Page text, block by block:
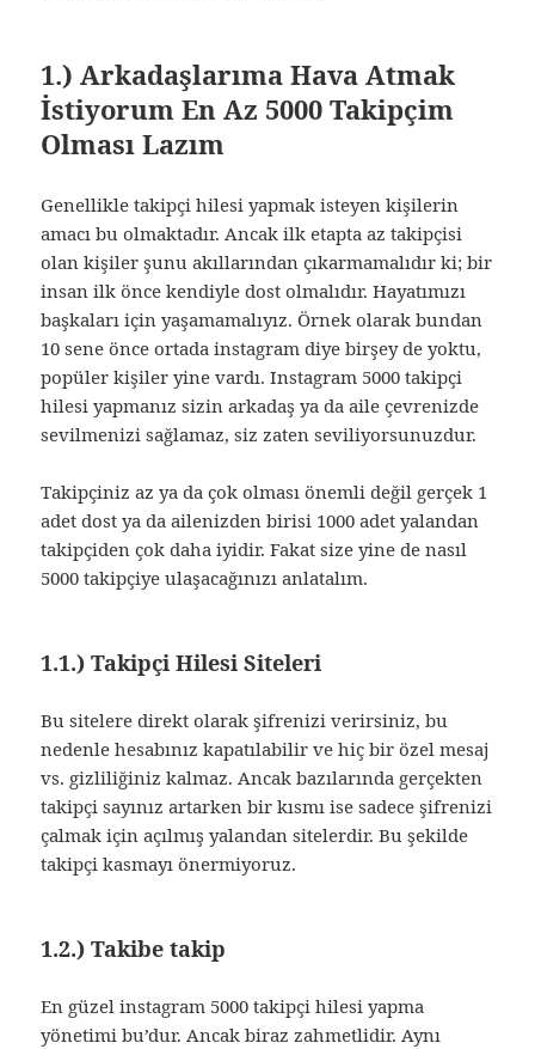
1.) Arkadaşlarıma Hava Atmak
İstiyorum En Az 5000 Takipçim
Olması Lazım
Genellikle takipçi hilesi yapmak isteyen kişilerin
amacı bu olmaktadır. Ancak ilk etapta az takipçisi
olan kişiler şunu akıllarından çıkarmamalıdır ki; bir
insan ilk önce kendiyle dost olmalıdır. Hayatımızı
başkaları için yaşamamalıyız. Örnek olarak bundan
10 sene önce ortada instagram diye birşey de yoktu,
popüler kişiler yine vardı. Instagram 5000 takipçi
hilesi yapmanız sizin arkadaş ya da aile çevrenizde
sevilmenizi sağlamaz, siz zaten seviliyorsunuzdur.
Takipçiniz az ya da çok olması önemli değil gerçek 1
adet dost ya da ailenizden birisi 1000 adet yalandan
takipçiden çok daha iyidir. Fakat size yine de nasıl
5000 takipçiye ulaşacağınızı anlatalım.
1.1.) Takipçi Hilesi Siteleri
Bu sitelere direkt olarak şifrenizi verirsiniz, bu
nedenle hesabınız kapatılabilir ve hiç bir özel mesaj
vs. gizliliğiniz kalmaz. Ancak bazılarında gerçekten
takipçi sayınız artarken bir kısmı ise sadece şifrenizi
çalmak için açılmış yalandan sitelerdir. Bu şekilde
takipçi kasmayı önermiyoruz.
1.2.) Takibe takip
En güzel instagram 5000 takipçi hilesi yapma
yönetimi bu’dur. Ancak biraz zahmetlidir. Aynı